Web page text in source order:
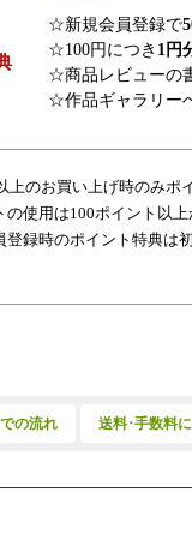
☆新規会員登録で
☆100円につき 1円
☆商品レビューの
☆作品ギャラリー
上のお買い上げ時のみポ
の使用は100ポイント以上
登録時のポイント特典は
の流れ 送料･手数料